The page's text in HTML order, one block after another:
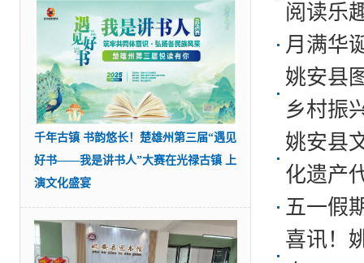
千年古镇 书韵悠长！楚雄州第三届“遇见
好书——我是讲书人”大赛在光禄古镇 上
演文化盛宴
阅读乐
月满华
姚安县
乡村振
姚安县
化遗产
五一假
喜讯！